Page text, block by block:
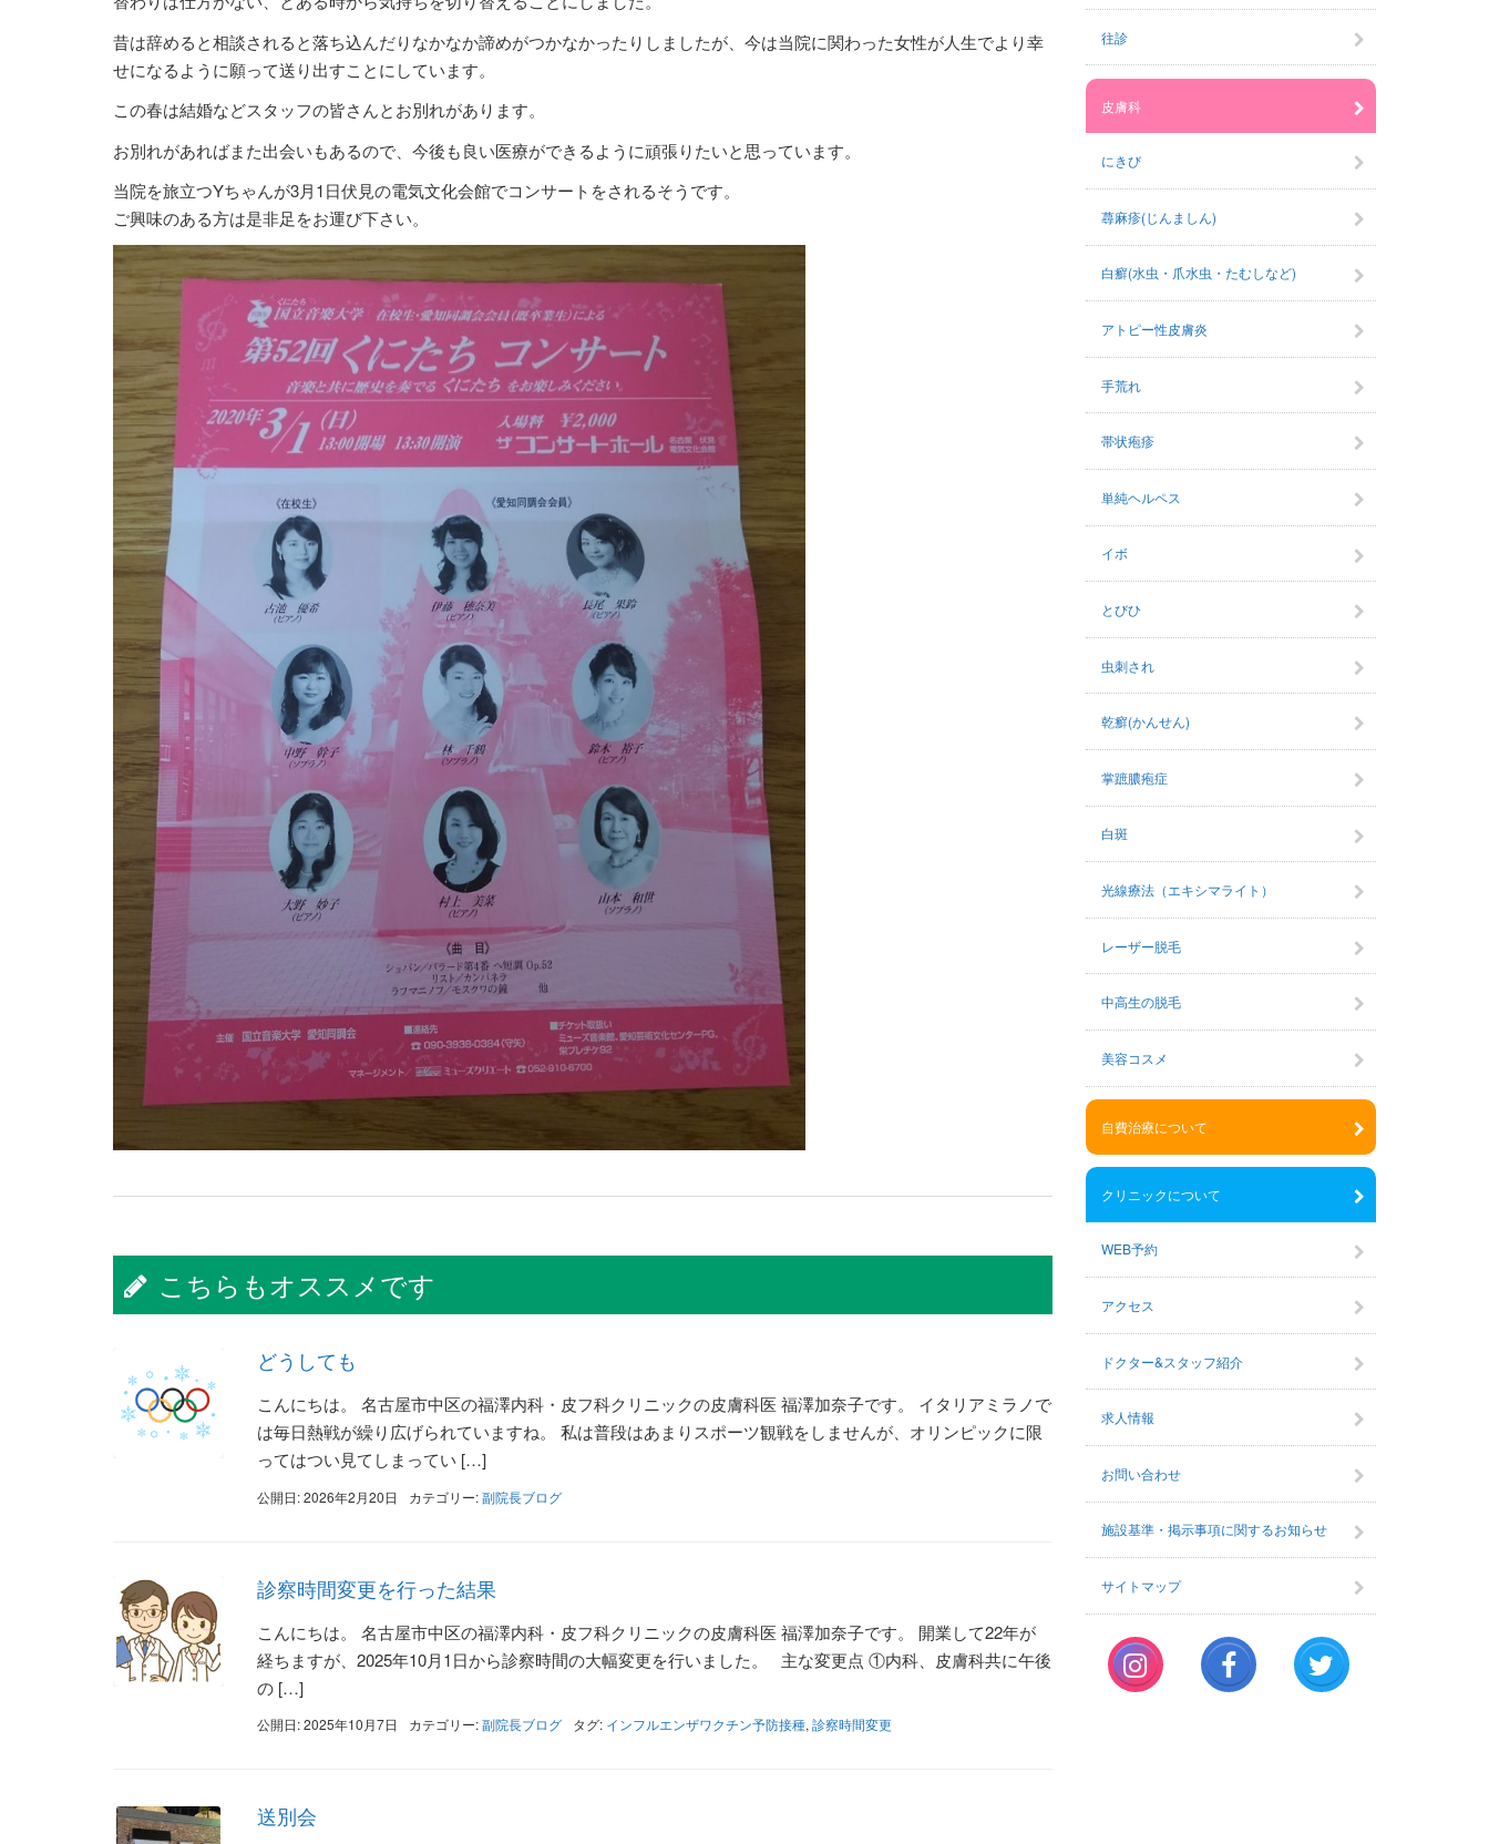
昔は辞めると相談されると落ち込んだりなかなか諦めがつかなかったりしましたが、今は当院に関わった女性が人生でより幸
せになるように願って送り出すことにしています。
この春は結婚などスタッフの皆さんとお別れがあります。
お別れがあればまた出会いもあるので、今後も良い医療ができるように頑張りたいと思っています。
当院を旅立つYちゃんが3月1日伏見の電気文化会館でコンサートをされるそうです。
ご興味のある方は是非足をお運び下さい。
こちらもオススメです
どうしても
こんにちは。 名古屋市中区の福澤内科・皮フ科クリニックの皮膚科医 福澤加奈子です。 イタリアミラノで
は毎日熱戦が繰り広げられていますね。 私は普段はあまりスポーツ観戦をしませんが、オリンピックに限
ってはつい見てしまってい […]
公開日: 2026年2月20日 カテゴリー:副院長ブログ
診察時間変更を行った結果
こんにちは。 名古屋市中区の福澤内科・皮フ科クリニックの皮膚科医 福澤加奈子です。 開業して22年が
経ちますが、2025年10月1日から診察時間の大幅変更を行いました。 主な変更点 ①内科、皮膚科共に午後
の […]
公開日: 2025年10月7日 カテゴリー:副院長ブログ タグ: インフルエンザワクチン予防接種, 診察時間変更
送別会
往診
皮膚科
にきび
蕁麻疹(じんましん)
白癬(水虫・爪水虫・たむしなど)
アトピー性皮膚炎
手荒れ
帯状疱疹
単純ヘルペス
イボ
とびひ
虫刺され
乾癬(かんせん)
掌蹠膿疱症
白斑
光線療法（エキシマライト）
レーザー脱毛
中高生の脱毛
美容コスメ
自費治療について
クリニックについて
WEB予約
アクセス
ドクター&スタッフ紹介
求人情報
お問い合わせ
施設基準・掲示事項に関するお知らせ
サイトマップ